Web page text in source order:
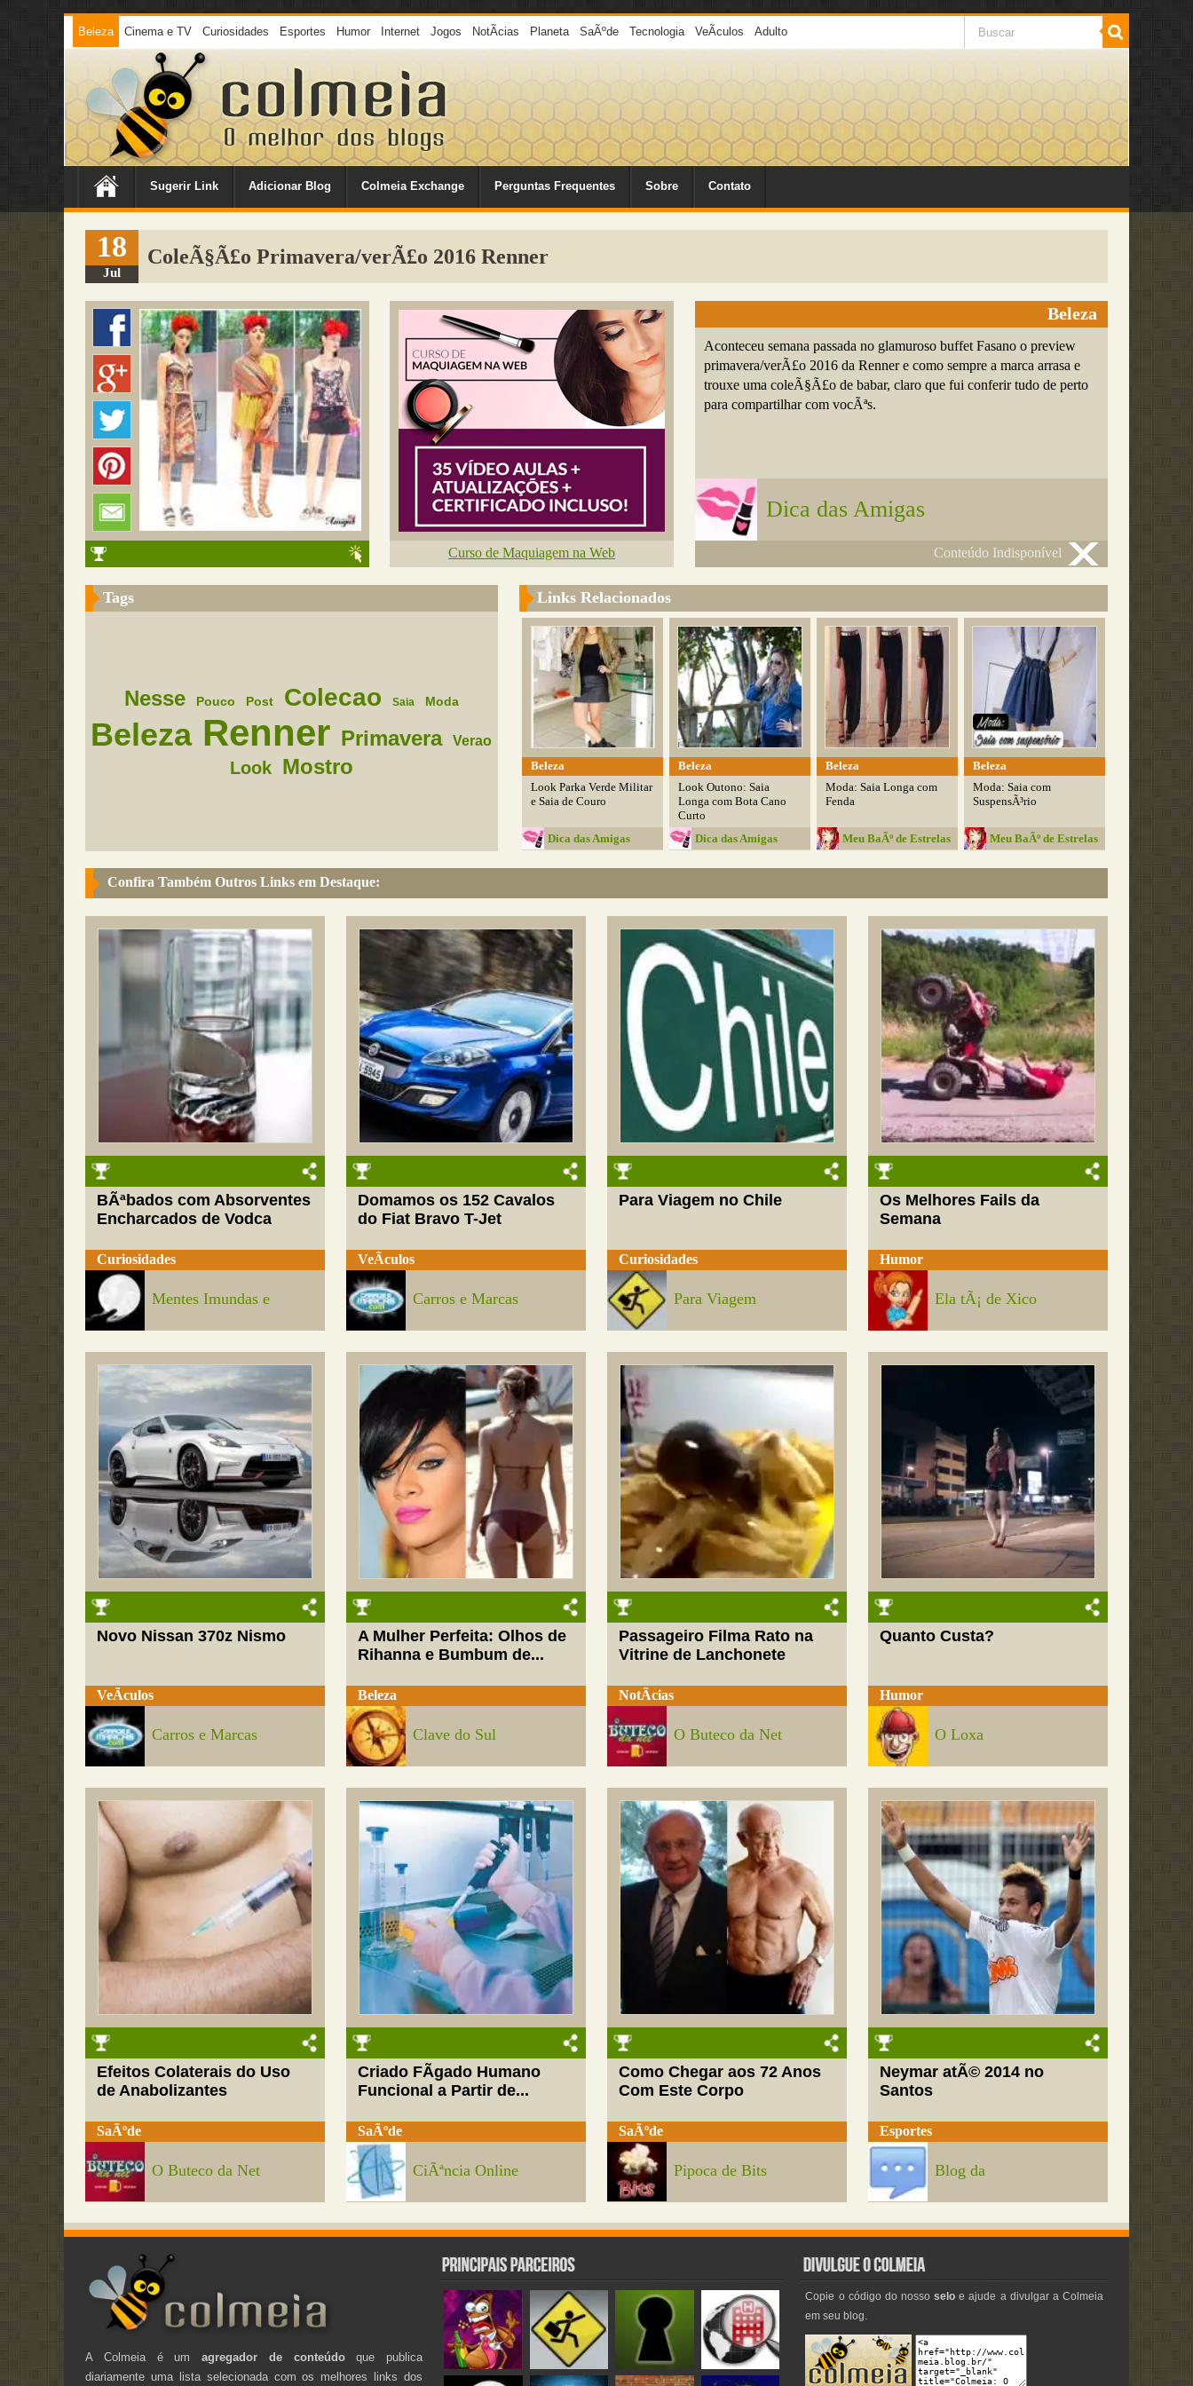
Beleza Cinema e TV Curiosidades Esportes Humor Internet Jogos NotÃ­cias Planeta SaÃºde Tecnologia VeÃ­culos Adulto
Sugerir Link Adicionar Blog Colmeia Exchange Perguntas Frequentes Sobre Contato
18
Jul
ColeÃ§Ã£o Primavera/verÃ£o 2016 Renner
Curso de Maquiagem na Web
Beleza
Aconteceu semana passada no glamuroso buffet Fasano o preview
primavera/verÃ£o 2016 da Renner e como sempre a marca arrasa e
trouxe uma coleÃ§Ã£o de babar, claro que fui conferir tudo de perto
para compartilhar com vocÃªs.
Dica das Amigas
Conteúdo Indisponível
Tags
Nesse Pouco Post Colecao Saia Moda
Beleza Renner Primavera Verao
Look Mostro
Links Relacionados
Beleza
Look Parka Verde Militar
e Saia de Couro
Dica das Amigas
Beleza
Look Outono: Saia
Longa com Bota Cano
Curto
Dica das Amigas
Beleza
Moda: Saia Longa com
Fenda
Meu BaÃº de Estrelas
Beleza
Moda: Saia com
SuspensÃ³rio
Meu BaÃº de Estrelas
Confira Também Outros Links em Destaque:
BÃªbados com Absorventes
Encharcados de Vodca
Curiosidades
Mentes Imundas e
Domamos os 152 Cavalos
do Fiat Bravo T-Jet
VeÃ­culos
Carros e Marcas
Para Viagem no Chile
Curiosidades
Para Viagem
Os Melhores Fails da
Semana
Humor
Ela tÃ¡ de Xico
Novo Nissan 370z Nismo
VeÃ­culos
Carros e Marcas
A Mulher Perfeita: Olhos de
Rihanna e Bumbum de...
Beleza
Clave do Sul
Passageiro Filma Rato na
Vitrine de Lanchonete
NotÃ­cias
O Buteco da Net
Quanto Custa?
Humor
O Loxa
Efeitos Colaterais do Uso
de Anabolizantes
SaÃºde
O Buteco da Net
Criado FÃ­gado Humano
Funcional a Partir de...
SaÃºde
CiÃªncia Online
Como Chegar aos 72 Anos
Com Este Corpo
SaÃºde
Pipoca de Bits
Neymar atÃ© 2014 no
Santos
Esportes
Blog da
A Colmeia é umagregador de conteúdoque publica
diariamente uma lista selecionada com os melhores links dos
Copie o código do nossoselo e ajude a divulgar a Colmeia
em seu blog.